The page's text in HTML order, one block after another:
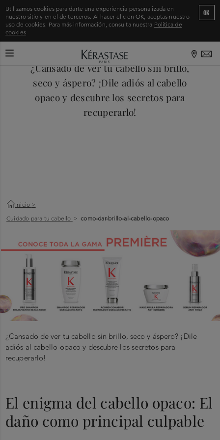
Descubre cómo dar
brillo al cabello opaco
Logotipo de Kérastase París •
¿Cansado de ver tu cabello sin brillo,
seco y áspero? ¡Dile adiós al cabello
opaco y descubre los secretos para
recuperarlo!
Utilizamos cookies para darte una experiencia personalizada en
nuestro sitio y en el de terceros. Al hacer clic en OK, aceptas nuestro
uso de cookies. Para más información, consulta nuestra Política de
cookies
OK
CAMBIAR MODO DE NAVEGACIÓN
Inicio >
Cuidado para tu cabello > como-dar-brillo-al-cabello-opaco
¿Cansado de ver tu cabello sin brillo, seco y áspero? ¡Dile
adiós al cabello opaco y descubre los secretos para
recuperarlo!
El enigma del cabello opaco: El
daño como principal culpable